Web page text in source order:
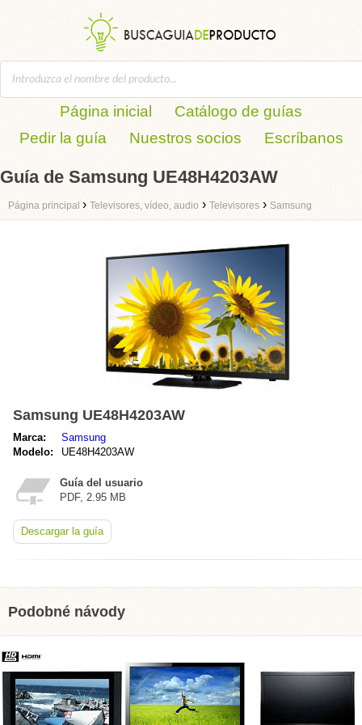
Página inicial
Catálogo de guías
Pedir la guía
Nuestros socios Escríbanos
Guía de Samsung UE48H4203AW
Página principal › Televisores, vídeo, audio › Televisores › Samsung
Samsung UE48H4203AW
Marca:
Samsung
Modelo:
UE48H4203AW
Guía del usuario
PDF, 2.95 MB
Descargar la guía
Podobné návody